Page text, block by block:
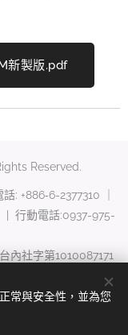
新製版.pdf
Reserved.
: +886‑6-2377310 ｜
975-
台內社字第1010087171
常與安全性，並為您